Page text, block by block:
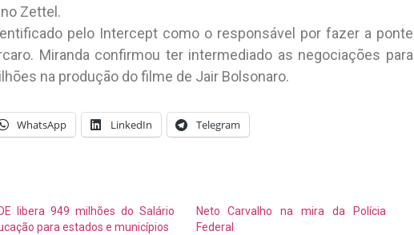
Zettel.
pelo Intercept como o responsável por fazer a ponte
Miranda confirmou ter intermediado as negociações para
na produção do filme de Jair Bolsonaro.
WhatsApp LinkedIn Telegram
libera 949 milhões do Salário
para estados e municípios
Neto Carvalho na mira da Polícia
Federal